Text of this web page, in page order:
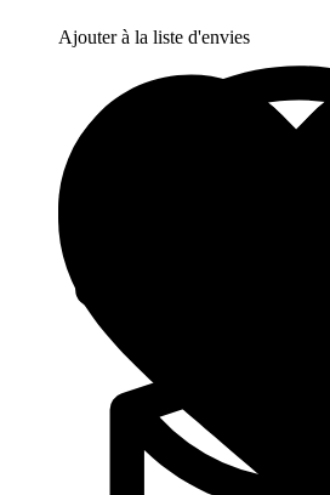
Ajouter à la liste d'envies